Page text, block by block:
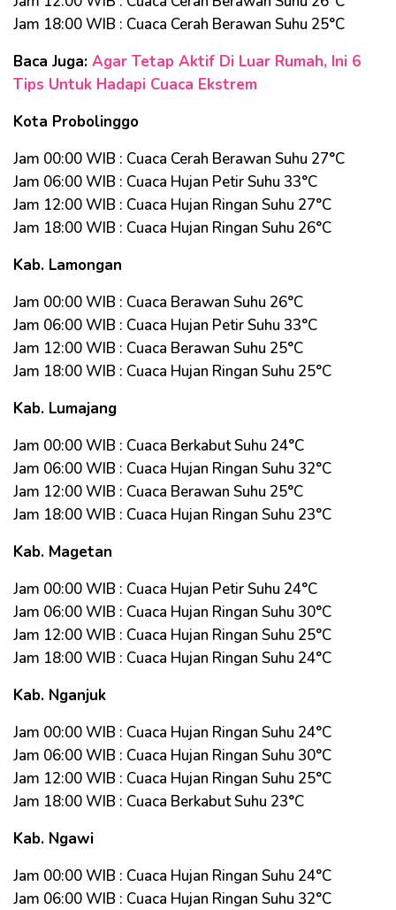
Jam 18:00 WIB : Cuaca Cerah Berawan Suhu 25°C
Baca Juga: Agar Tetap Aktif Di Luar Rumah, Ini 6
Tips Untuk Hadapi Cuaca Ekstrem
Kota Probolinggo
Jam 00:00 WIB : Cuaca Cerah Berawan Suhu 27°C
Jam 06:00 WIB : Cuaca Hujan Petir Suhu 33°C
Jam 12:00 WIB : Cuaca Hujan Ringan Suhu 27°C
Jam 18:00 WIB : Cuaca Hujan Ringan Suhu 26°C
Kab. Lamongan
Jam 00:00 WIB : Cuaca Berawan Suhu 26°C
Jam 06:00 WIB : Cuaca Hujan Petir Suhu 33°C
Jam 12:00 WIB : Cuaca Berawan Suhu 25°C
Jam 18:00 WIB : Cuaca Hujan Ringan Suhu 25°C
Kab. Lumajang
Jam 00:00 WIB : Cuaca Berkabut Suhu 24°C
Jam 06:00 WIB : Cuaca Hujan Ringan Suhu 32°C
Jam 12:00 WIB : Cuaca Berawan Suhu 25°C
Jam 18:00 WIB : Cuaca Hujan Ringan Suhu 23°C
Kab. Magetan
Jam 00:00 WIB : Cuaca Hujan Petir Suhu 24°C
Jam 06:00 WIB : Cuaca Hujan Ringan Suhu 30°C
Jam 12:00 WIB : Cuaca Hujan Ringan Suhu 25°C
Jam 18:00 WIB : Cuaca Hujan Ringan Suhu 24°C
Kab. Nganjuk
Jam 00:00 WIB : Cuaca Hujan Ringan Suhu 24°C
Jam 06:00 WIB : Cuaca Hujan Ringan Suhu 30°C
Jam 12:00 WIB : Cuaca Hujan Ringan Suhu 25°C
Jam 18:00 WIB : Cuaca Berkabut Suhu 23°C
Kab. Ngawi
Jam 00:00 WIB : Cuaca Hujan Ringan Suhu 24°C
Jam 06:00 WIB : Cuaca Hujan Ringan Suhu 32°C